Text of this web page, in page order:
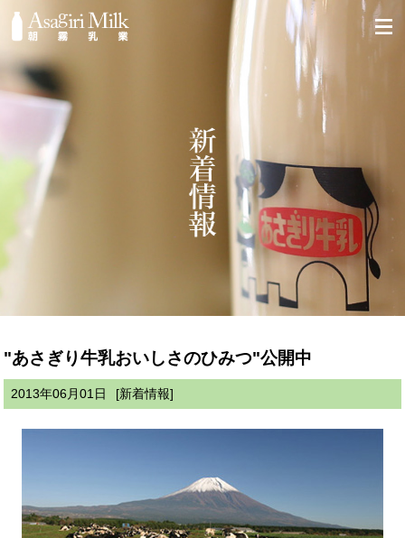
"あさぎり牛乳おいしさのひみつ"公開中
2013年06月01日 [新着情報]